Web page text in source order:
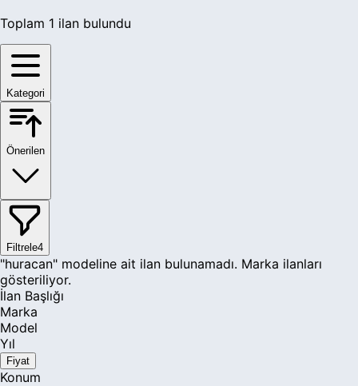
Toplam 1 ilan bulundu
Kategori
Önerilen
Filtrele4
"huracan" modeline ait ilan bulunamadı. Marka ilanları
gösteriliyor.
İlan Başlığı
Marka
Model
Yıl
Fiyat
Konum